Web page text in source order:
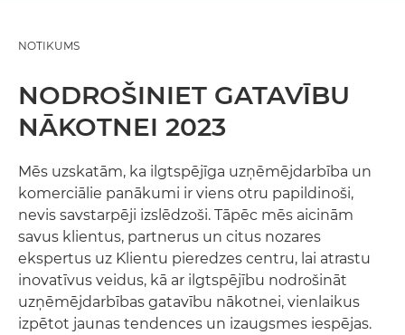
NOTIKUMS
NODROŠINIET GATAVĪBU
NĀKOTNEI 2023
Mēs uzskatām, ka ilgtspējīga uzņēmējdarbība un
komerciālie panākumi ir viens otru papildinoši,
nevis savstarpēji izslēdzoši. Tāpēc mēs aicinām
savus klientus, partnerus un citus nozares
ekspertus uz Klientu pieredzes centru, lai atrastu
inovatīvus veidus, kā ar ilgtspējību nodrošināt
uzņēmējdarbības gatavību nākotnei, vienlaikus
izpētot jaunas tendences un izaugsmes iespējas.